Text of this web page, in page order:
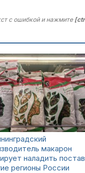
с ошибкой и нажмите
макарон
наладить
регионы России